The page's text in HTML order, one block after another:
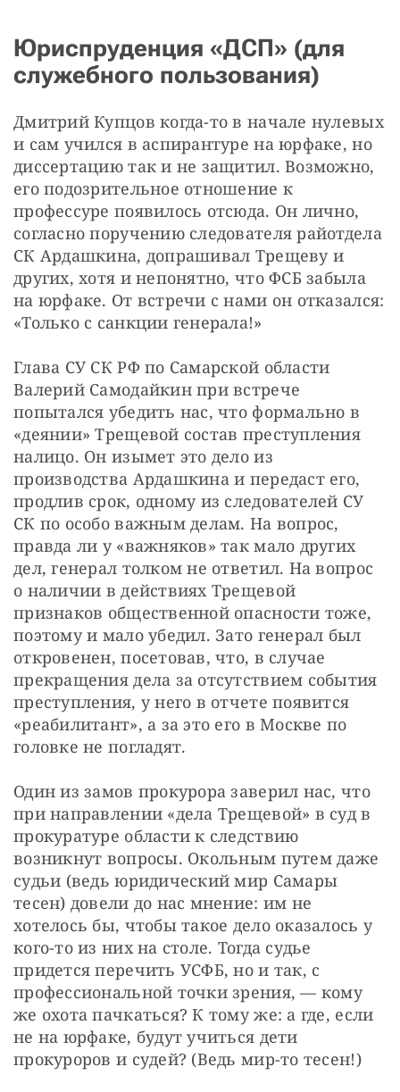
Юриспруденция «ДСП» (для
служебного пользования)
Дмитрий Купцов когда-то в начале нулевых
и сам учился в аспирантуре на юрфаке, но
диссертацию так и не защитил. Возможно,
его подозрительное отношение к
профессуре появилось отсюда. Он лично,
согласно поручению следователя райотдела
СК Ардашкина, допрашивал Трещеву и
других, хотя и непонятно, что ФСБ забыла
на юрфаке. От встречи с нами он отказался:
«Только с санкции генерала!»
Глава СУ СК РФ по Самарской области
Валерий Самодайкин при встрече
попытался убедить нас, что формально в
«деянии» Трещевой состав преступления
налицо. Он изымет это дело из
производства Ардашкина и передаст его,
продлив срок, одному из следователей СУ
СК по особо важным делам. На вопрос,
правда ли у «важняков» так мало других
дел, генерал толком не ответил. На вопрос
о наличии в действиях Трещевой
признаков общественной опасности тоже,
поэтому и мало убедил. Зато генерал был
откровенен, посетовав, что, в случае
прекращения дела за отсутствием события
преступления, у него в отчете появится
«реабилитант», а за это его в Москве по
головке не погладят.
Один из замов прокурора заверил нас, что
при направлении «дела Трещевой» в суд в
прокуратуре области к следствию
возникнут вопросы. Окольным путем даже
судьи (ведь юридический мир Самары
тесен) довели до нас мнение: им не
хотелось бы, чтобы такое дело оказалось у
кого-то из них на столе. Тогда судье
придется перечить УСФБ, но и так, с
профессиональной точки зрения, — кому
же охота пачкаться? К тому же: а где, если
не на юрфаке, будут учиться дети
прокуроров и судей? (Ведь мир-то тесен!)